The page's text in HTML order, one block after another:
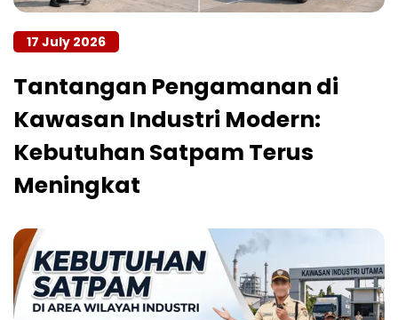
17 July 2026
Tantangan Pengamanan di
Kawasan Industri Modern:
Kebutuhan Satpam Terus
Meningkat